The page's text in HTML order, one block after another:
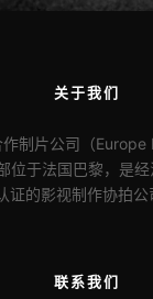
关于我们
制片公司（Europe
位于法国巴黎，是
证的影视制作协拍公
联系我们